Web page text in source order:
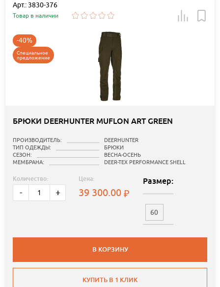
Арт.: 3830-376
Товар в наличии
-40%
Специальное
предложение
БРЮКИ DEERHUNTER MUFLON ART GREEN
ПРОИЗВОДИТЕЛЬ:
DEERHUNTER
ТИП ОДЕЖДЫ:
БРЮКИ
СЕЗОН:
ВЕСНА-ОСЕНЬ
МЕМБРАНА:
DEER-TEX PERFORMANCE SHELL
Количество:
- +
Цена:
39 300.00
Размер:
60
В КОРЗИНУ
КУПИТЬ В 1 КЛИК